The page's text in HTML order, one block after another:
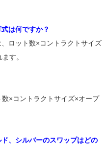
は何ですか？
ロット数×コントラクトサイズ
す。
×コントラクトサイズ×オープ
、シルバーのスワップはどの